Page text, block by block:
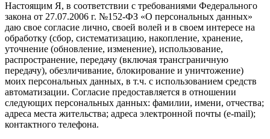
Настоящим Я, в соответствии с требованиями Федерального
закона от 27.07.2006 г. №152-ФЗ «О персональных данных»
даю свое согласие лично, своей волей и в своем интересе на
обработку (сбор, систематизацию, накопление, хранение,
уточнение (обновление, изменение), использование,
распространение, передачу (включая трансграничную
передачу), обезличивание, блокирование и уничтожение)
моих персональных данных, в т.ч. с использованием средств
автоматизации. Согласие предоставляется в отношении
следующих персональных данных: фамилии, имени, отчества;
адреса места жительства; адреса электронной почты (e-mail);
контактного телефона.